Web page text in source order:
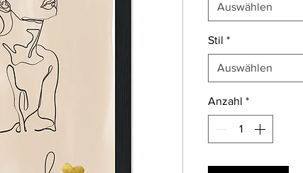
Auswählen
Stil *
Auswählen
Anzahl *